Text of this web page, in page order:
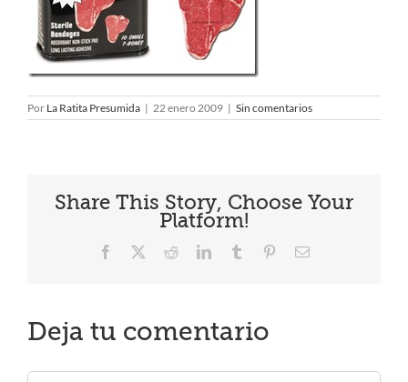
Por La Ratita Presumida | 22 enero 2009 | Sin comentarios
Share This Story, Choose Your
Platform!
Facebook RedditLinkedInTumblr PinterestCorreo
Deja tu comentario